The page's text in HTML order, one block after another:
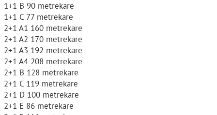
1+1 B 90 metrekare
1+1 C 77 metrekare
2+1 A1 160 metrekare
2+1 A2 170 metrekare
2+1 A3 192 metrekare
2+1 A4 208 metrekare
2+1 B 128 metrekare
2+1 C 119 metrekare
2+1 D 100 metrekare
2+1 E 86 metrekare